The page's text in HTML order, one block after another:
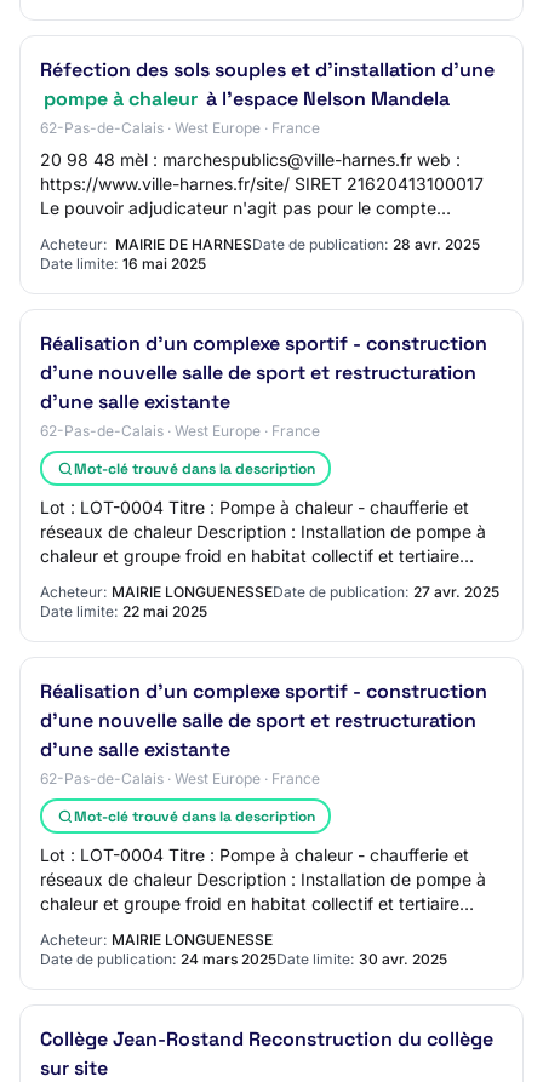
Réfection des sols souples et d'installation d'une
pompe à chaleur à l'espace Nelson Mandela
62-Pas-de-Calais · West Europe · France
20 98 48 mèl : marchespublics@ville-harnes.fr web :
https://www.ville-harnes.fr/site/ SIRET 21620413100017
Le pouvoir adjudicateur n'agit pas pour le compte
Acheteur: MAIRIE DE HARNESDate de publication: 28 avr. 2025
Date limite: 16 mai 2025
Réalisation d'un complexe sportif - construction
d'une nouvelle salle de sport et restructuration
d'une salle existante
62-Pas-de-Calais · West Europe · France
Mot-clé trouvé dans la description
Lot : LOT-0004 Titre : Pompe à chaleur - chaufferie et
réseaux de chaleur Description : Installation de pompe à
chaleur et groupe froid en habitat collectif et tertiaire
Acheteur: MAIRIE LONGUENESSEDate de publication: 27 avr. 2025
Date limite: 22 mai 2025
Réalisation d'un complexe sportif - construction
d'une nouvelle salle de sport et restructuration
d'une salle existante
62-Pas-de-Calais · West Europe · France
Mot-clé trouvé dans la description
Lot : LOT-0004 Titre : Pompe à chaleur - chaufferie et
réseaux de chaleur Description : Installation de pompe à
chaleur et groupe froid en habitat collectif et tertiaire
Acheteur: MAIRIE LONGUENESSE
Date de publication: 24 mars 2025Date limite: 30 avr. 2025
Collège Jean-Rostand Reconstruction du collège
sur site